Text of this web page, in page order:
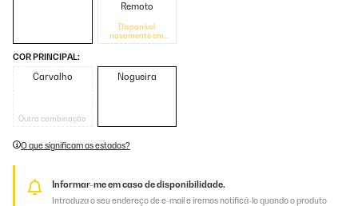
Remoto
Disponível
novamente em
COR PRINCIPAL:
Carvalho
Outra combinação
Nogueira
O que significam os estados?
Informar-me em caso de disponibilidade.
Introduza o seu endereço de e-mail e iremos notificá-lo quando o produto